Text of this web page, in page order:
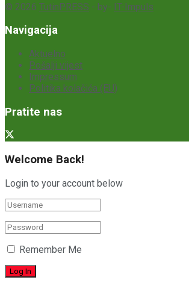
© 2026 TutinPRESS - by- IT-Impuls
Navigacija
Aktuelno
Pošalji vijest
Impressum
Politika kolačića (EU)
Pratite nas
Welcome Back!
Login to your account below
Remember Me